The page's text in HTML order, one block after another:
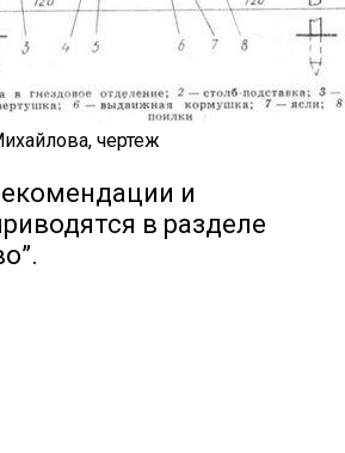
чертеж
и
в разделе